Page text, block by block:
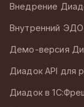
Внедрение
Внутренний ЭДО
Демо-версия
Диадок API для
Диадок в